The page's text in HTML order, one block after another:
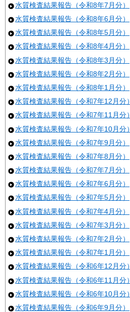
水質検査結果報告（令和8年7月分）
水質検査結果報告（令和8年6月分）
水質検査結果報告（令和8年5月分）
水質検査結果報告（令和8年4月分）
水質検査結果報告（令和8年3月分）
水質検査結果報告（令和8年2月分）
水質検査結果報告（令和8年1月分）
水質検査結果報告（令和7年12月分）
水質検査結果報告（令和7年11月分）
水質検査結果報告（令和7年10月分）
水質検査結果報告（令和7年9月分）
水質検査結果報告（令和7年8月分）
水質検査結果報告（令和7年7月分）
水質検査結果報告（令和7年6月分）
水質検査結果報告（令和7年5月分）
水質検査結果報告（令和7年4月分）
水質検査結果報告（令和7年3月分）
水質検査結果報告（令和7年2月分）
水質検査結果報告（令和7年1月分）
水質検査結果報告（令和6年12月分）
水質検査結果報告（令和6年11月分）
水質検査結果報告（令和6年10月分）
水質検査結果報告（令和6年9月分）